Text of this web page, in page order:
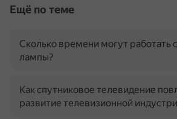
Ещё по теме
Сколько времени могут работать
лампы?
Как спутниковое телевидение
развитие телевизионной